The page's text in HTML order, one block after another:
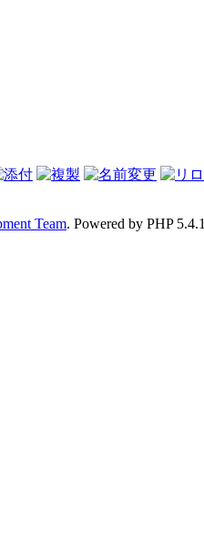
Team. Powered by PHP